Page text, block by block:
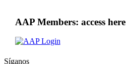
AAP Members: access here
Síganos